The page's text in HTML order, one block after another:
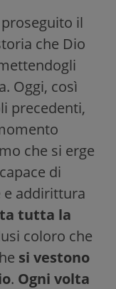
proseguito il
che Dio
Oggi, così
precedenti,
che si erge
di
addirittura
tutta la
coloro che
si vestono
. Ogni volta